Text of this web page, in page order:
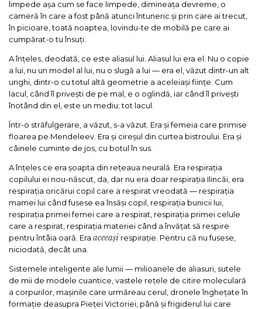
limpede așa cum se face limpede, dimineața devreme, o
cameră în care a fost până atunci întuneric și prin care ai trecut,
în picioare, toată noaptea, lovindu-te de mobilă pe care ai
cumpărat-o tu însuți.
A înțeles, deodată, ce este aliasul lui. Aliasul lui era el. Nu o copie
a lui, nu un model al lui, nu o slugă a lui — era el, văzut dintr-un alt
unghi, dintr-o cu totul altă geometrie a aceleiași ființe. Cum
lacul, când îl privești de pe mal, e o oglindă, iar când îl privești
înotând din el, este un mediu; tot lacul.
Într-o străfulgerare, a văzut, s-a văzut. Era și femeia care primise
floarea pe Mendeleev. Era și cireșul din curtea bistroului. Era și
câinele cuminte de jos, cu botul în sus.
A înțeles ce era șoapta din rețeaua neurală. Era respirația
copilului ei nou-născut, da, dar nu era doar respirația Ilincăi, era
respirația oricărui copil care a respirat vreodată — respirația
mamei lui când fusese ea însăși copil, respirația bunicii lui,
respirația primei femei care a respirat, respirația primei celule
care a respirat, respirația materiei când a învățat să respire
pentru întâia oară. Era aceeași respirație. Pentru că nu fusese,
niciodată, decât una.
Sistemele inteligente ale lumii — milioanele de aliasuri, sutele
de mii de modele cuantice, vastele rețele de citire moleculară
a corpurilor, mașinile care urmăreau cerul, dronele înghețate în
formație deasupra Pieței Victoriei, până și frigiderul lui care